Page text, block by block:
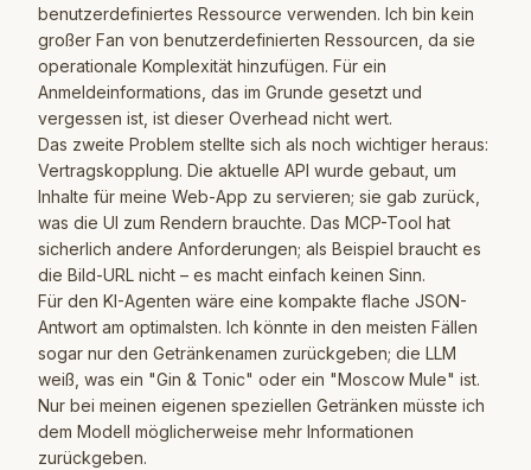
benutzerdefiniertes Ressource verwenden. Ich bin kein
großer Fan von benutzerdefinierten Ressourcen, da sie
operationale Komplexität hinzufügen. Für ein
Anmeldeinformations, das im Grunde gesetzt und
vergessen ist, ist dieser Overhead nicht wert.
Das zweite Problem stellte sich als noch wichtiger heraus:
Vertragskopplung. Die aktuelle API wurde gebaut, um
Inhalte für meine Web-App zu servieren; sie gab zurück,
was die UI zum Rendern brauchte. Das MCP-Tool hat
sicherlich andere Anforderungen; als Beispiel braucht es
die Bild-URL nicht – es macht einfach keinen Sinn.
Für den KI-Agenten wäre eine kompakte flache JSON-
Antwort am optimalsten. Ich könnte in den meisten Fällen
sogar nur den Getränkenamen zurückgeben; die LLM
weiß, was ein "Gin & Tonic" oder ein "Moscow Mule" ist.
Nur bei meinen eigenen speziellen Getränken müsste ich
dem Modell möglicherweise mehr Informationen
zurückgeben.